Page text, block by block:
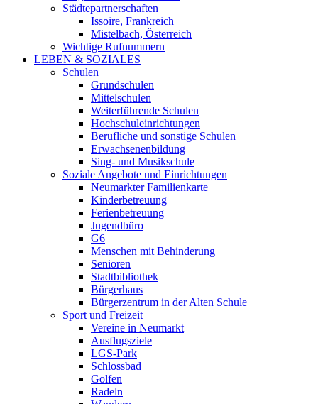
Städtepartnerschaften
Issoire, Frankreich
Mistelbach, Österreich
Wichtige Rufnummern
LEBEN & SOZIALES
Schulen
Grundschulen
Mittelschulen
Weiterführende Schulen
Hochschuleinrichtungen
Berufliche und sonstige Schulen
Erwachsenenbildung
Sing- und Musikschule
Soziale Angebote und Einrichtungen
Neumarkter Familienkarte
Kinderbetreuung
Ferienbetreuung
Jugendbüro
G6
Menschen mit Behinderung
Senioren
Stadtbibliothek
Bürgerhaus
Bürgerzentrum in der Alten Schule
Sport und Freizeit
Vereine in Neumarkt
Ausflugsziele
LGS-Park
Schlossbad
Golfen
Radeln